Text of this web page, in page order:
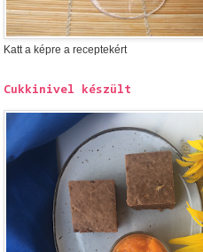
Katt a képre a receptekért
Cukkinivel készült